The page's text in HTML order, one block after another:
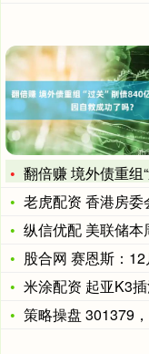
翻倍赚 境外债重组“过关”削债840亿在即，碧
老虎配资 香港房委
纵信优配 美联储
股合网 赛恩斯：
米涂配资 起亚K3插混
策略操盘 301379